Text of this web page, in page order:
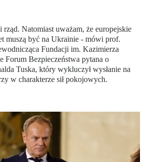
Natomiast uważam, że europejskie
muszą być na Ukrainie - mówi prof.
Fundacji im. Kazimierza
Forum Bezpieczeństwa pytana o
Tuska, który wykluczył wysłanie na
w charakterze sił pokojowych.